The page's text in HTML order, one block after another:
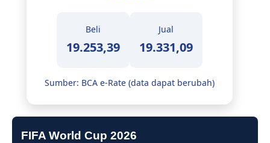
Beli
19.253,39
Jual
19.331,09
Sumber: BCA e-Rate (data dapat berubah)
FIFA World Cup 2026